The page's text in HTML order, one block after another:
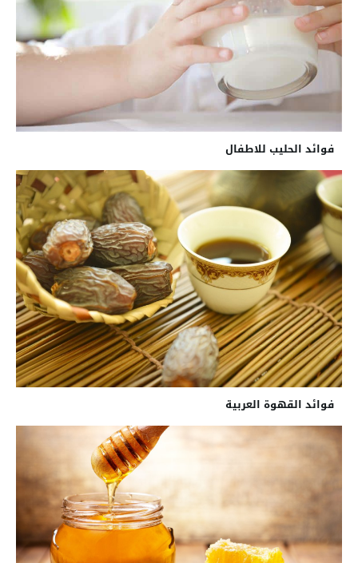
فوائد الحليب للاطفال
فوائد القهوة العربية